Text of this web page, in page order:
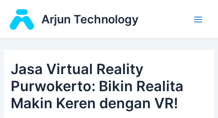
content
Arjun Technology
Jasa Virtual Reality
Purwokerto: Bikin Realita
Makin Keren dengan VR!